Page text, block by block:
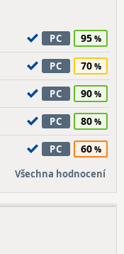
PC 95
PC 70
PC 90
PC 80
PC 60
Všechna hodnocení